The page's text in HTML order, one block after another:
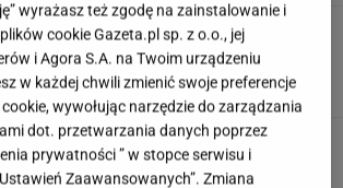
Kuś mistrzynią świata! Historyczny
brawo!
z ortografii dla prymusów. Sprawdź, czy
zapisać te wyrazy
wyrażasz też zgodę na zainstalowanie i
cookie Gazeta.pl sp. z o.o., jej
i Agora S.A. na Twoim urządzeniu
w każdej chwili zmienić swoje preferencje
wywołując narzędzie do zarządzania
dot. przetwarzania danych poprzez
prywatności ” w stopce serwisu i
Zaawansowanych”. Zmiana